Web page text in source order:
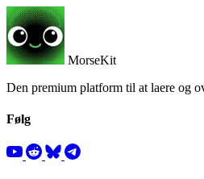
MorseKit
Den premium platform til at laere og
Følg